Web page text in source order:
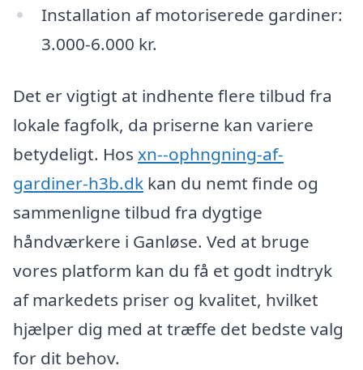
Installation af motoriserede gardiner:
3.000-6.000 kr.
Det er vigtigt at indhente flere tilbud fra
lokale fagfolk, da priserne kan variere
betydeligt. Hos xn--ophngning-af-
gardiner-h3b.dk kan du nemt finde og
sammenligne tilbud fra dygtige
håndværkere i Ganløse. Ved at bruge
vores platform kan du få et godt indtryk
af markedets priser og kvalitet, hvilket
hjælper dig med at træffe det bedste valg
for dit behov.